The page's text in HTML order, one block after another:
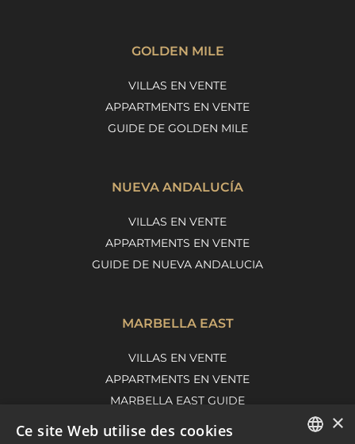
GOLDEN MILE
VILLAS EN VENTE
APPARTMENTS EN VENTE
GUIDE DE GOLDEN MILE
NUEVA ANDALUCÍA
VILLAS EN VENTE
APPARTMENTS EN VENTE
GUIDE DE NUEVA ANDALUCIA
MARBELLA EAST
VILLAS EN VENTE
APPARTMENTS EN VENTE
MARBELLA EAST GUIDE
×
Ce site Web utilise des cookies